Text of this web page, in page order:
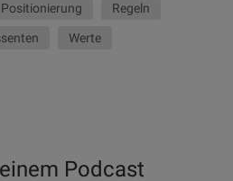
Positionierung Regeln
Werte
Podcast